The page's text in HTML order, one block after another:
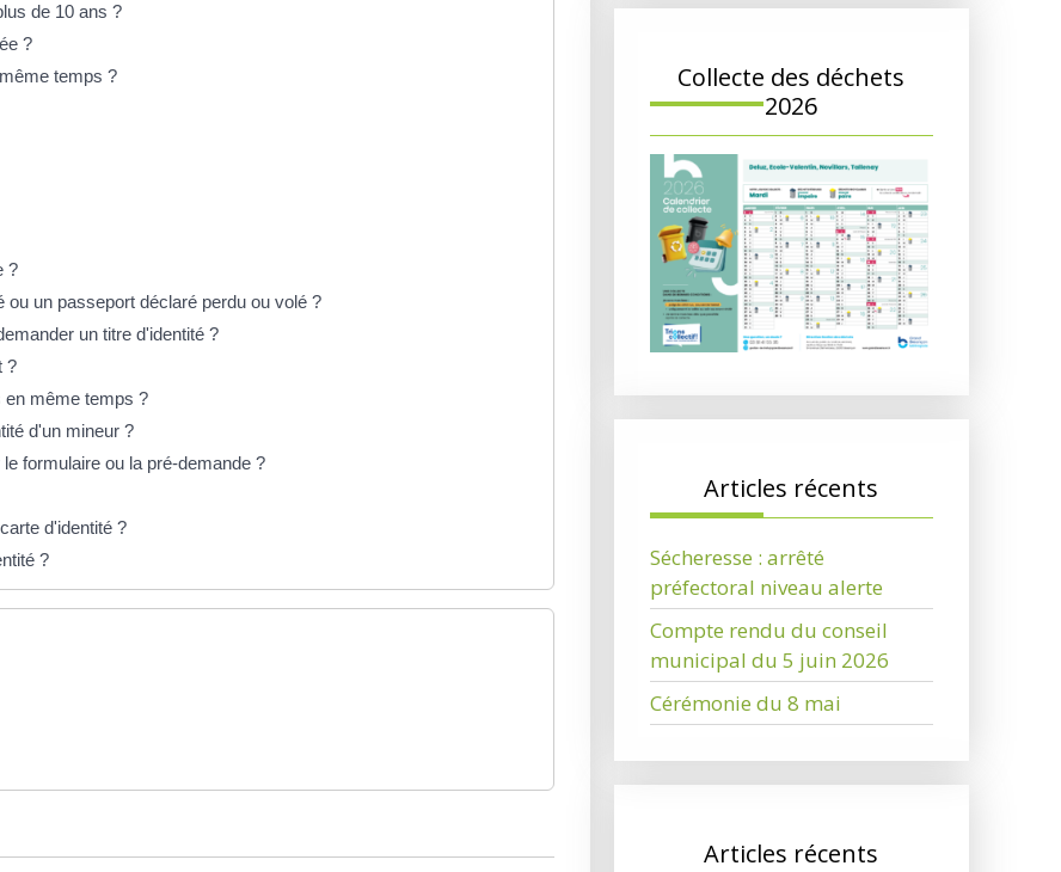
de 10 ans ?
?
temps ?
?
un passeport déclaré perdu ou volé ?
un titre d'identité ?
?
en même temps ?
d'un mineur ?
formulaire ou la pré-demande ?
d'identité ?
?
Collecte des déchets
2026
Articles récents
Sécheresse : arrêté
préfectoral niveau alerte
Compte rendu du conseil
municipal du 5 juin 2026
Cérémonie du 8 mai
Articles récents